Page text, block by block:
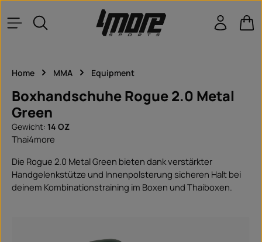
Zum Hauptinhalt springen
Home MMA Equipment
Boxhandschuhe Rogue 2.0 Metal
Green
Gewicht: 14 OZ
Thai4more
Die Rogue 2.0 Metal Green bieten dank verstärkter
Handgelenkstütze und Innenpolsterung sicheren Halt bei
deinem Kombinationstraining im Boxen und Thaiboxen.